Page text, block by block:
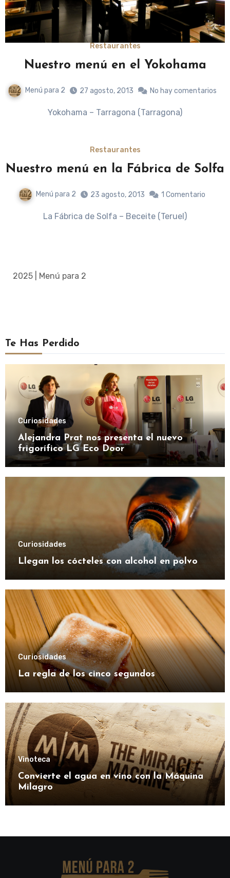
Restaurantes
Nuestro menú en el Yokohama
Menú para 2 27 agosto, 2013 No hay comentarios
Yokohama – Tarragona (Tarragona)
Restaurantes
Nuestro menú en la Fábrica de Solfa
Menú para 2 23 agosto, 2013 1 Comentario
La Fábrica de Solfa – Beceite (Teruel)
2025 | Menú para 2
Te Has Perdido
Curiosidades
Alejandra Prat nos presenta el nuevo
frigorífico LG Eco Door
Curiosidades
Llegan los cócteles con alcohol en polvo
Curiosidades
La regla de los cinco segundos
Vinoteca
Convierte el agua en vino con la Máquina
Milagro